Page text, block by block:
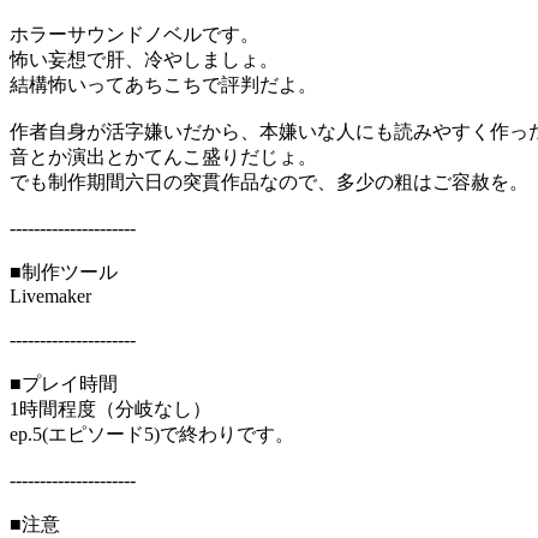
ホラーサウンドノベルです。
怖い妄想で肝、冷やしましょ。
結構怖いってあちこちで評判だよ。
作者自身が活字嫌いだから、本嫌いな人にも読みやすく作っ
音とか演出とかてんこ盛りだじょ。
でも制作期間六日の突貫作品なので、多少の粗はご容赦を。
---------------------
■制作ツール
Livemaker
---------------------
■プレイ時間
1時間程度（分岐なし）
ep.5(エピソード5)で終わりです。
---------------------
■注意